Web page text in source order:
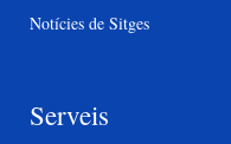
Notícies de Sitges
Serveis